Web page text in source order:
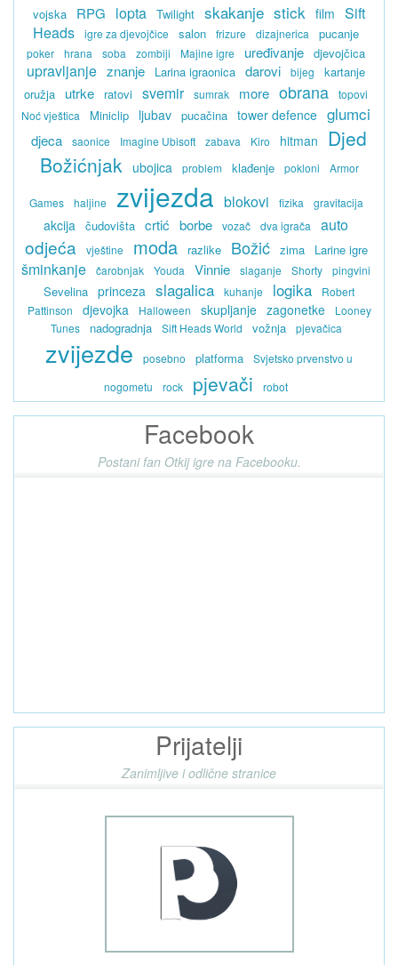
vojska RPG lopta Twilight skakanje stick film Sift
Heads
igre za djevojčice salon frizure dizajnerica pucanje
poker hrana soba zombiji Majine igre uređivanje djevojčica
upravljanje znanje Larina igraonica darovi bijeg
kartanje
oružja
utrke ratovi svemir sumrak more obrana
topovi
Noć vještica
Miniclip ljubav pucačina tower defence glumci
djeca saonice Imagine Ubisoft zabava Kiro hitman
Djed
Božićnjak
ubojica problem klađenje pokloni Armor
Games haljine zvijezda blokovi fizika gravitacija
akcija čudovišta crtić borbe vozač dva igrača auto
odjeća vještine moda razlike Božić zima Larine igre
šminkanje čarobnjak Youda Vinnie slaganje Shorty pingvini
Sevelina princeza slagalica kuhanje logika
Robert
Pattinson
djevojka Halloween skupljanje zagonetke
Looney
Tunes
nadogradnja Sift Heads World vožnja pjevačica
zvijezde posebno platforma
Svjetsko prvenstvo u
nogometu
rock pjevači robot
Facebook
Postani fan Otkij igre na Facebooku.
Prijatelji
Zanimljive i odlične stranice